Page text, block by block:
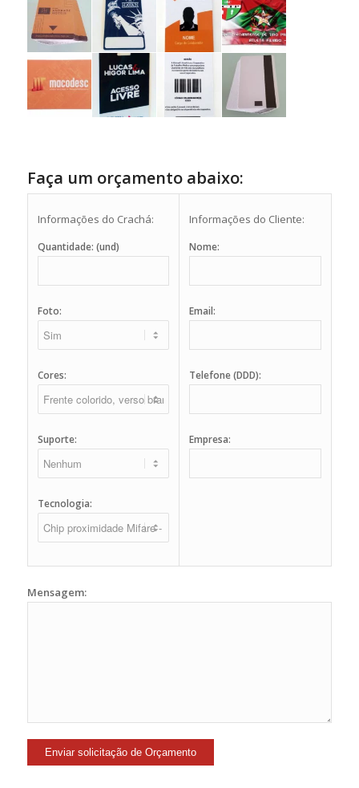
Faça um orçamento abaixo:
Informações do Crachá:
Quantidade: (und)
Foto:
Cores:
Suporte:
Tecnologia:
Informações do Cliente:
Nome:
Email:
Telefone (DDD):
Empresa:
Mensagem: